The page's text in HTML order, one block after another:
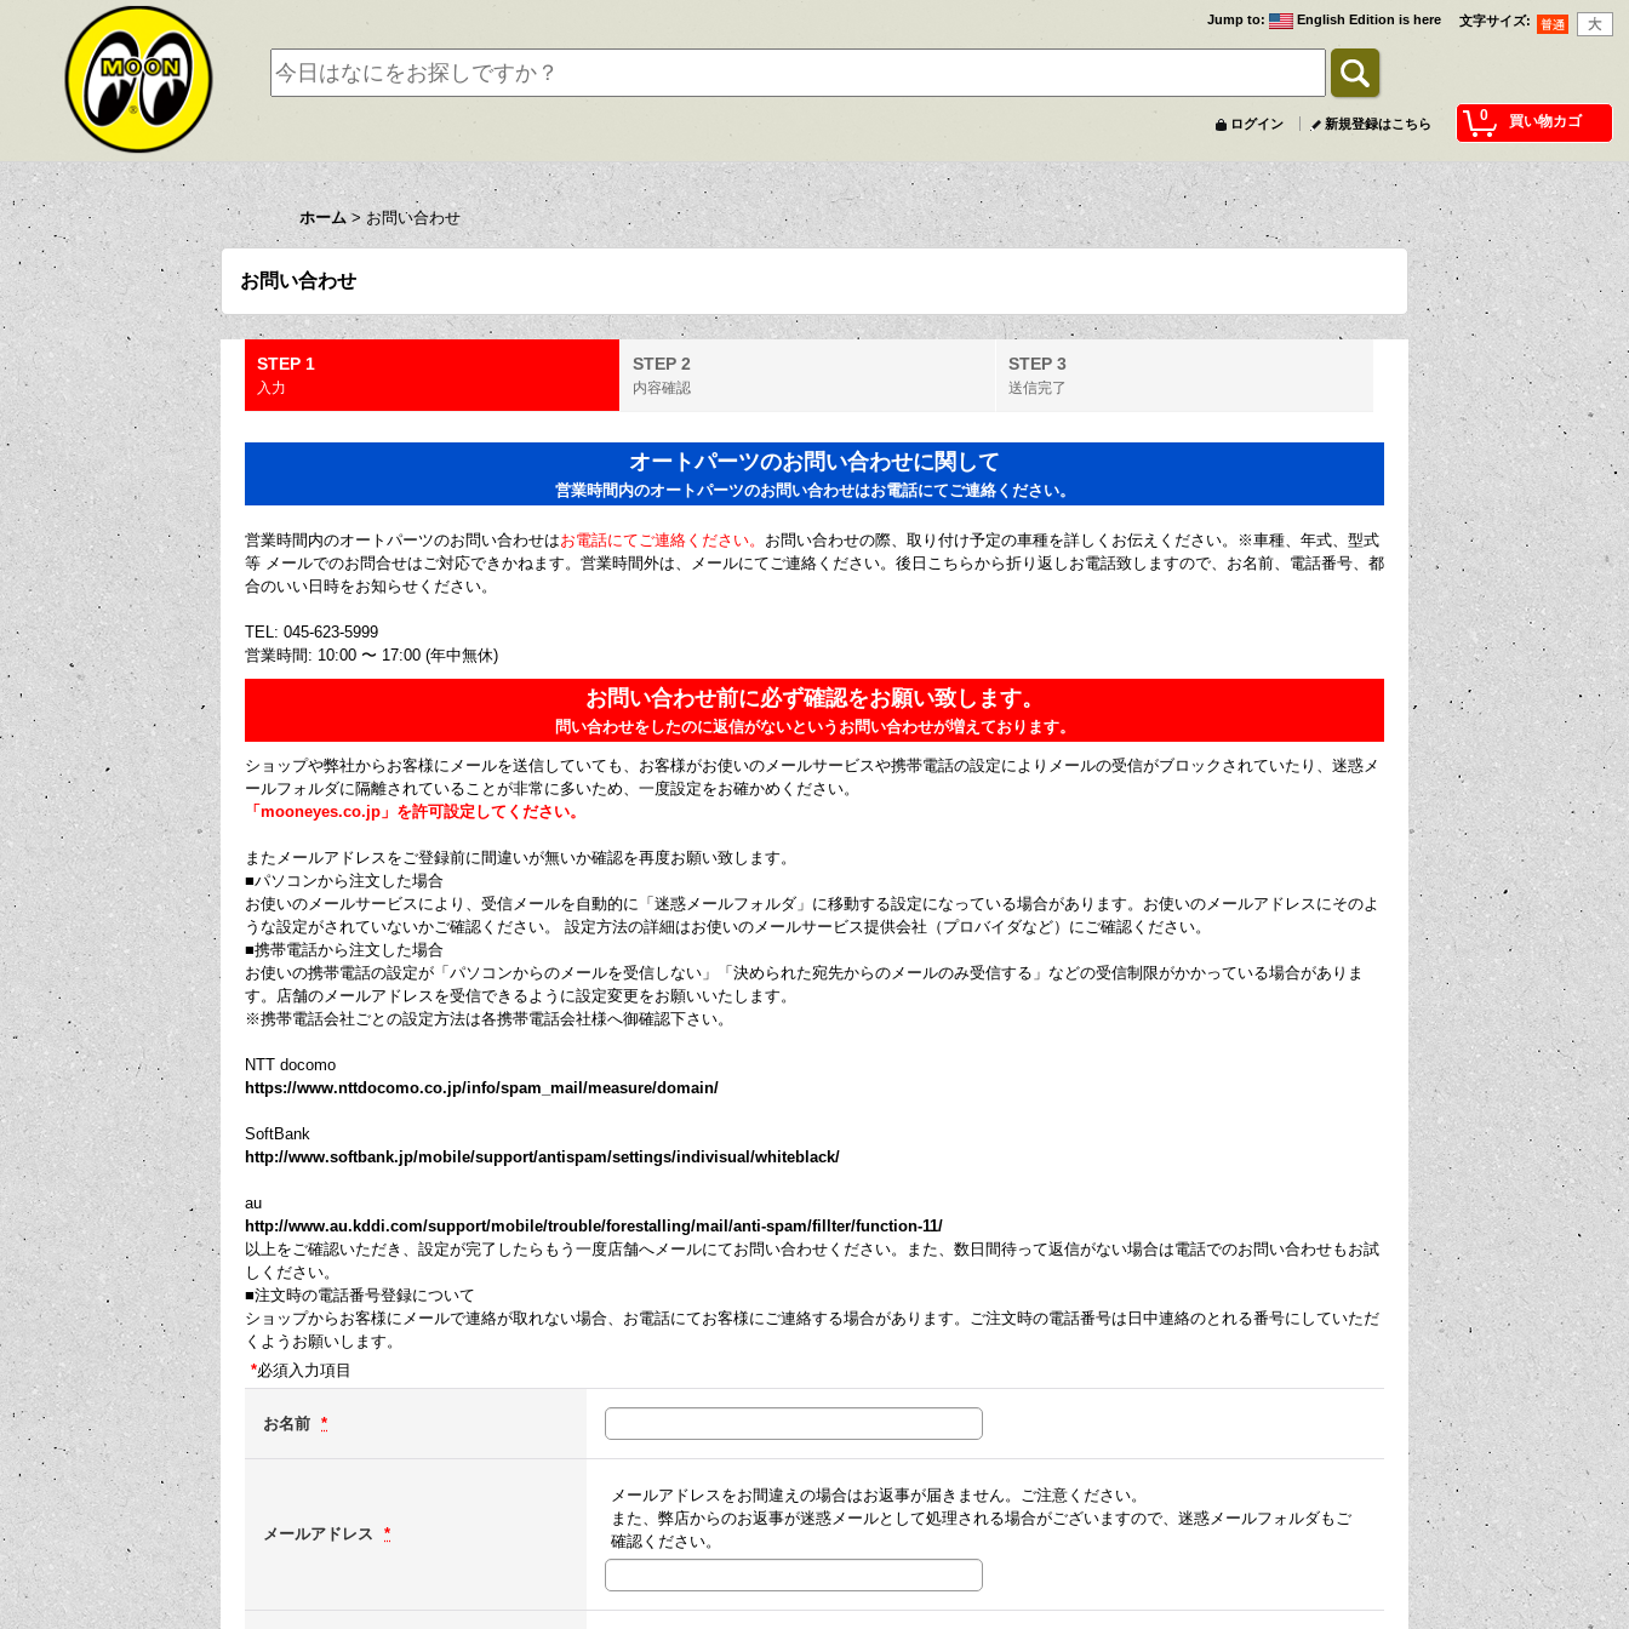
文字サイズ:
Jump to: English Edition is here
0 買い物カゴ
ログイン 新規登録はこちら
ホーム > お問い合わせ
お問い合わせ
STEP 1
入力
STEP 2
内容確認
STEP 3
送信完了
オートパーツのお問い合わせに関して
営業時間内のオートパーツのお問い合わせはお電話にてご連絡ください。
営業時間内のオートパーツのお問い合わせはお電話にてご連絡ください。 お問い合わせの際、取り付け予定の車種を詳しくお伝えください。※車種、年式、型式
等 メールでのお問合せはご対応できかねます。営業時間外は、メールにてご連絡ください。後日こちらから折り返しお電話致しますので、お名前、電話番号、都
合のいい日時をお知らせください。
TEL: 045-623-5999
営業時間: 10:00 〜 17:00 (年中無休)
お問い合わせ前に必ず確認をお願い致します。
問い合わせをしたのに返信がないというお問い合わせが増えております。
ショップや弊社からお客様にメールを送信していても、お客様がお使いのメールサービスや携帯電話の設定によりメールの受信がブロックされていたり、迷惑メ
ールフォルダに隔離されていることが非常に多いため、一度設定をお確かめください。
「mooneyes.co.jp」を許可設定してください。
またメールアドレスをご登録前に間違いが無いか確認を再度お願い致します。
■パソコンから注文した場合
お使いのメールサービスにより、受信メールを自動的に「迷惑メールフォルダ」に移動する設定になっている場合があります。お使いのメールアドレスにそのよ
うな設定がされていないかご確認ください。 設定方法の詳細はお使いのメールサービス提供会社（プロバイダなど）にご確認ください。
■携帯電話から注文した場合
お使いの携帯電話の設定が「パソコンからのメールを受信しない」「決められた宛先からのメールのみ受信する」などの受信制限がかかっている場合がありま
す。店舗のメールアドレスを受信できるように設定変更をお願いいたします。
※携帯電話会社ごとの設定方法は各携帯電話会社様へ御確認下さい。
NTT docomo
https://www.nttdocomo.co.jp/info/spam_mail/measure/domain/
SoftBank
http://www.softbank.jp/mobile/support/antispam/settings/indivisual/whiteblack/
au
http://www.au.kddi.com/support/mobile/trouble/forestalling/mail/anti-spam/fillter/function-11/
以上をご確認いただき、設定が完了したらもう一度店舗へメールにてお問い合わせください。また、数日間待って返信がない場合は電話でのお問い合わせもお試
しください。
■注文時の電話番号登録について
ショップからお客様にメールで連絡が取れない場合、お電話にてお客様にご連絡する場合があります。ご注文時の電話番号は日中連絡のとれる番号にしていただ
くようお願いします。
*必須入力項目
お名前 *
メールアドレス *
メールアドレスをお間違えの場合はお返事が届きません。ご注意ください。
また、弊店からのお返事が迷惑メールとして処理される場合がございますので、迷惑メールフォルダもご
確認ください。